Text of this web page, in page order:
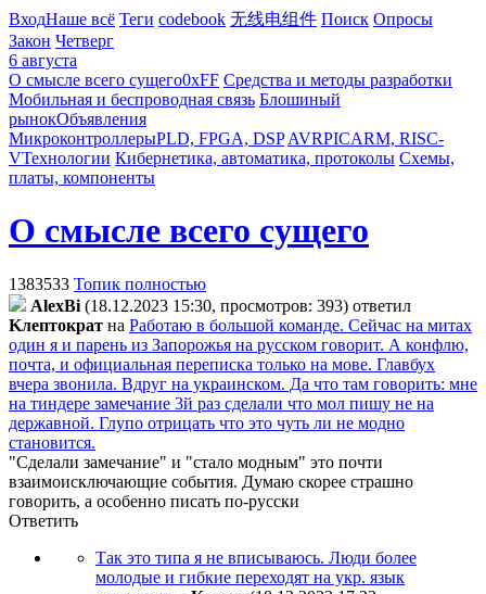
ВходНаше всё Теги codebook 无线电组件 Поиск Опросы
Закон Четверг
6 августа
О смысле всего сущего0xFF Средства и методы разработки
Мобильная и беспроводная связь Блошиный
рынокОбъявления
МикроконтроллерыPLD, FPGA, DSP AVRPICARM, RISC-
VТехнологии Кибернетика, автоматика, протоколы Схемы,
платы, компоненты
О смысле всего сущего
1383533 Топик полностью
AlexBi (18.12.2023 15:30, просмотров: 393) ответил
Kлeптoкpaт на Работаю в большой команде. Сейчас на митах
один я и парень из Запорожья на русском говорит. А конфлю,
почта, и официальная переписка только на мове. Главбух
вчера звонила. Вдруг на украинском. Да что там говорить: мне
на тиндере замечание 3й раз сделали что мол пишу не на
державной. Глупо отрицать что это чуть ли не модно
становится.
"Сделали замечание" и "стало модным" это почти
взаимоисключающие события. Думаю скорее страшно
говорить, а особенно писать по-русски
Ответить
Так это типа я не вписываюсь. Люди более
молодые и гибкие переходят на укр. язык